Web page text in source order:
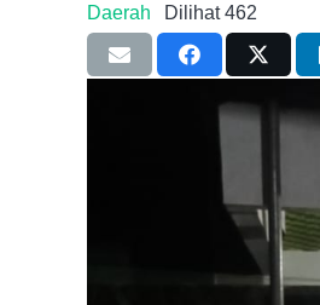
Daerah Dilihat462